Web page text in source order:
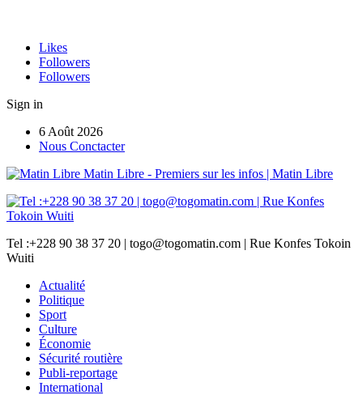
Likes
Followers
Followers
Sign in
6 Août 2026
Nous Conctacter
Matin Libre - Premiers sur les infos | Matin Libre
Tel :+228 90 38 37 20 | togo@togomatin.com | Rue Konfes Tokoin
Wuiti
Actualité
Politique
Sport
Culture
Économie
Sécurité routière
Publi-reportage
International